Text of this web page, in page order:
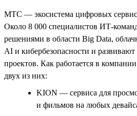
МТС — экосистема цифровых
Около 8 000 специалистов ИТ-
решениями в области Big Data,
AI и кибербезопасности и
проектов. Как работается в
двух из них:
KION — сервиса для
и фильмов на любых